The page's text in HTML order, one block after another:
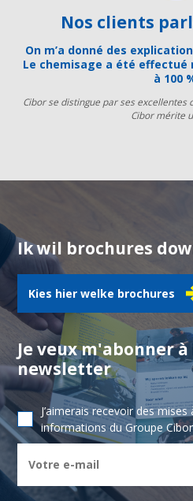
Nos clients
On m’a donné des
Le chemisage a été
à 100
Cibor se distingue par ses excellentes
Cibor mérite
Ik wil brochures
Kies hier welke brochures
Je veux m'abonner à la Cibor
newsletter
J’aimerais recevoir des
informations du Groupe